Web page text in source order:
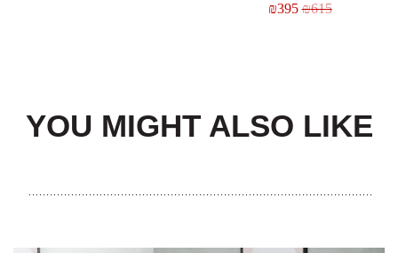
₪615
₪395
YOU MIGHT ALSO LIKE